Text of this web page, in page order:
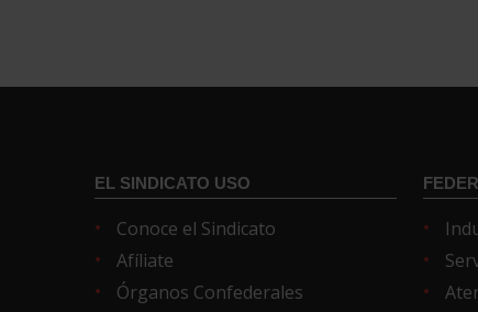
EL SINDICATO USO
Conoce el Sindicato
Afíliate
Órganos Confederales